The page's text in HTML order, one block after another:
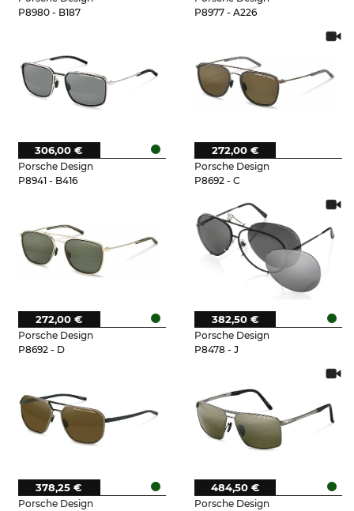
P8980 - B187
P8977 - A226
Porsche Design
P8941 - B416
306,00 €
Porsche Design
P8692 - C
272,00 €
Porsche Design
P8692 - D
272,00 €
Porsche Design
P8478 - J
382,50 €
Porsche Design
378,25 €
Porsche Design
484,50 €